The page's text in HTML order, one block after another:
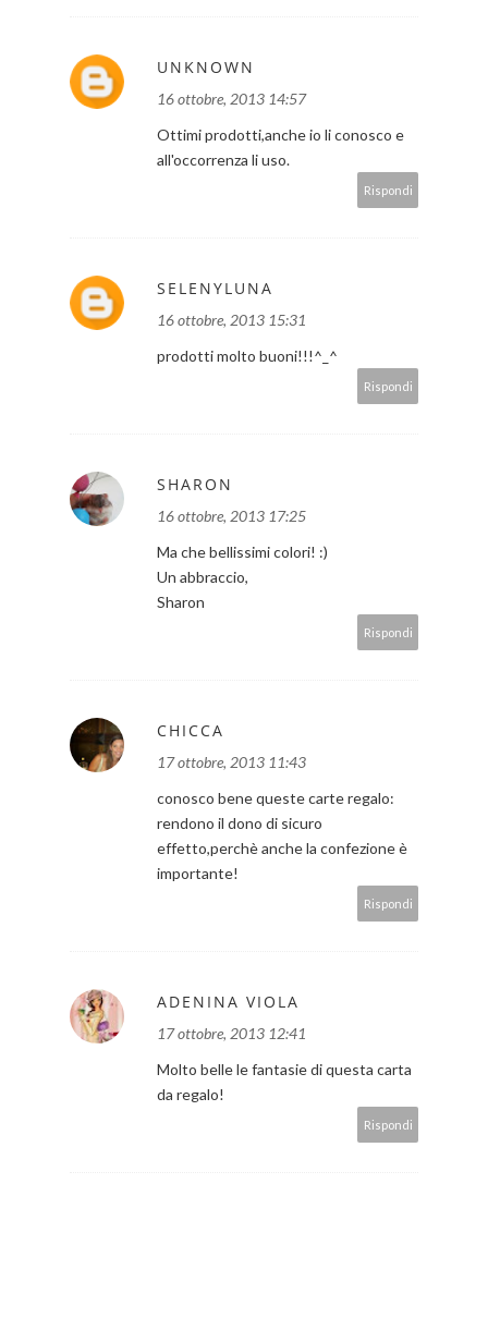
UNKNOWN
16 ottobre, 2013 14:57
Ottimi prodotti,anche io li conosco e
all'occorrenza li uso.
Rispondi
SELENYLUNA
16 ottobre, 2013 15:31
prodotti molto buoni!!!^_^
Rispondi
SHARON
16 ottobre, 2013 17:25
Ma che bellissimi colori! :)
Un abbraccio,
Sharon
Rispondi
CHICCA
17 ottobre, 2013 11:43
conosco bene queste carte regalo:
rendono il dono di sicuro
effetto,perchè anche la confezione è
importante!
Rispondi
ADENINA VIOLA
17 ottobre, 2013 12:41
Molto belle le fantasie di questa carta
da regalo!
Rispondi